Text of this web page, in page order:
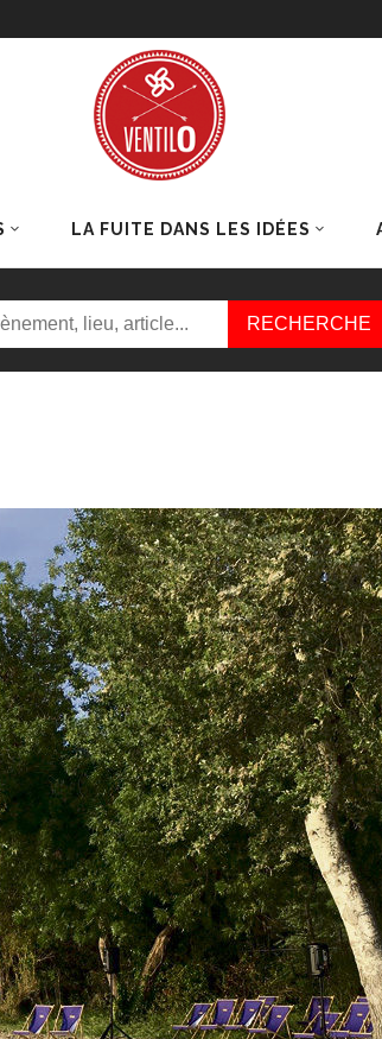
LA FUITE DANS LES IDÉES